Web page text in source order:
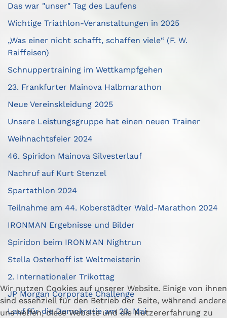
Das war "unser" Tag des Laufens
Wichtige Triathlon-Veranstaltungen in 2025
„Was einer nicht schafft, schaffen viele“ (F. W.
Raiffeisen)
Schnuppertraining im Wettkampfgehen
23. Frankfurter Mainova Halbmarathon
Neue Vereinskleidung 2025
Unsere Leistungsgruppe hat einen neuen Trainer
Weihnachtsfeier 2024
46. Spiridon Mainova Silvesterlauf
Nachruf auf Kurt Stenzel
Spartathlon 2024
Teilnahme am 44. Koberstädter Wald-Marathon 2024
IRONMAN Ergebnisse und Bilder
Spiridon beim IRONMAN Nightrun
Stella Osterhoff ist Weltmeisterin
2. Internationaler Trikottag
JP Morgan Corporate Challenge
Lauf für die Demokratie am 23. Mai
Wir nutzen Cookies auf unserer Website. Einige von ihnen
sind essenziell für den Betrieb der Seite, während andere
uns helfen, diese Website und die Nutzererfahrung zu